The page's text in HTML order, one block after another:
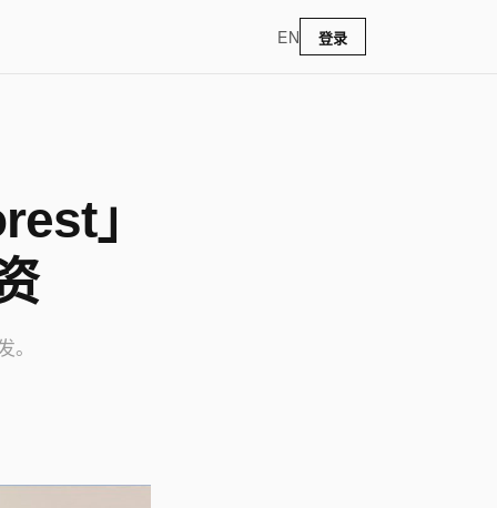
EN 登录
」
。